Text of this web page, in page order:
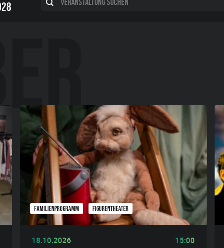
FAMILIENPROGRAMM FIGURENTHEATER
18.10.2026 15:00